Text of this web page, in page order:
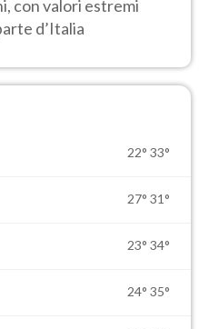
con valori estremi
d’Italia
22° 33°
27° 31°
23° 34°
24° 35°